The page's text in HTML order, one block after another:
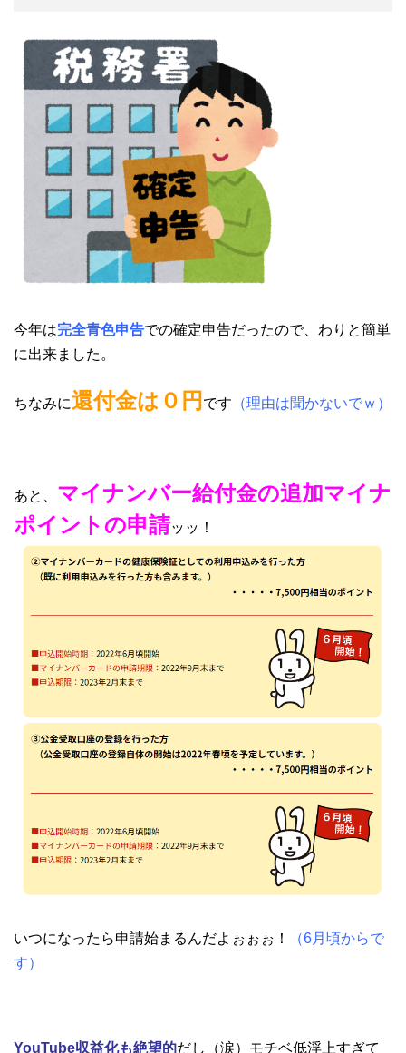
今年は完全青色申告での確定申告だったので、わりと簡単
に出来ました。
ちなみに還付金は０円 です （理由は聞かないでｗ）
あと、 マイナンバー給付金の追加マイナ
ポイントの申請ッッ！
いつになったら申請始まるんだよぉぉぉ！
（6月頃からで
す）
YouTube収益化も絶望的だし（涙）モチベ低浮上すぎて